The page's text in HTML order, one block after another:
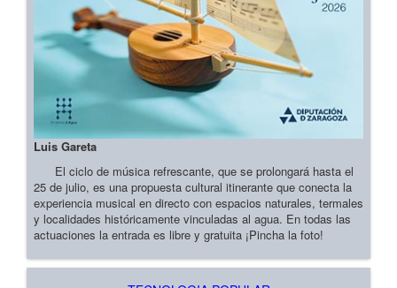
Luis Gareta
El ciclo de música refrescante, que se prolongará hasta el
25 de julio, es una propuesta cultural itinerante que conecta la
experiencia musical en directo con espacios naturales, termales
y localidades históricamente vinculadas al agua. En todas las
actuaciones la entrada es libre y gratuita ¡Pincha la foto!